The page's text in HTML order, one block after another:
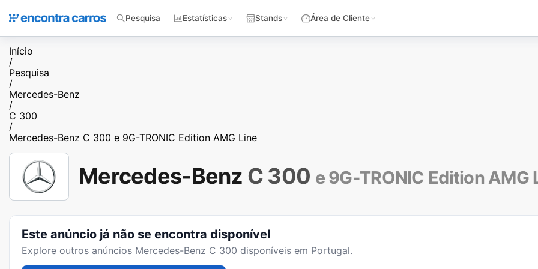
Pesquisa Estatísticas Stands Área de Cliente
Início
/
Pesquisa
/
Mercedes-Benz
/
C 300
/
Mercedes-Benz C 300 e 9G-TRONIC Edition AMG Line
Mercedes-Benz C 300 e 9G-TRONIC Edition AMG
Este anúncio já não se encontra disponível
Explore outros anúncios Mercedes-Benz C 300 disponíveis em Portugal.